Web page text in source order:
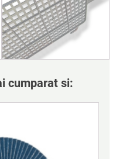
cumparat si: